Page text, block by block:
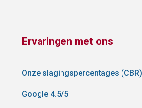
Ervaringen met ons
Onze slagingspercentages (CBR)
Google 4.5/5